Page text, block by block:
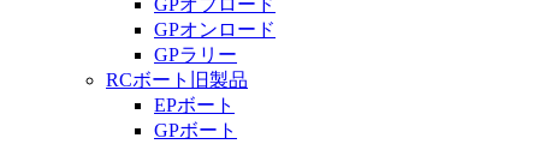
GPオフロード
GPオンロード
GPラリー
RCボート旧製品
EPボート
GPボート